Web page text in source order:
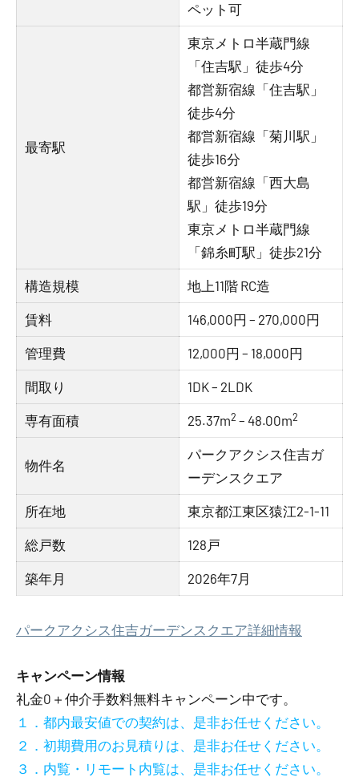
ペット可
最寄駅
東京メトロ半蔵門線
「住吉駅」徒歩4分
都営新宿線「住吉駅」
徒歩4分
都営新宿線「菊川駅」
徒歩16分
都営新宿線「西大島
駅」徒歩19分
東京メトロ半蔵門線
「錦糸町駅」徒歩21分
構造規模 地上11階 RC造
賃料 146,000円 – 270,000円
管理費 12,000円 – 18,000円
間取り 1DK – 2LDK
専有面積 25.37m2 – 48.00m2
物件名
パークアクシス住吉ガ
ーデンスクエア
所在地 東京都江東区猿江2-1-11
総戸数 128戸
築年月 2026年7月
パークアクシス住吉ガーデンスクエア詳細情報
キャンペーン情報
礼金0 ＋ 仲介手数料無料キャンペーン中です。
１．都内最安値での契約は、是非お任せください。
２．初期費用のお見積りは、是非お任せください。
３．内覧・リモート内覧は、是非お任せください。